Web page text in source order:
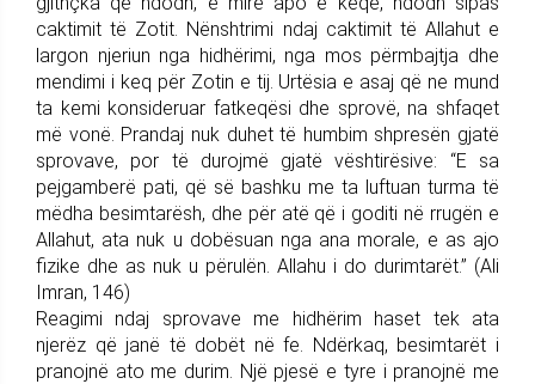
caktimit të Zotit. Nënshtrimi ndaj caktimit të Allahut e
largon njeriun nga hidhërimi, nga mos përmbajtja dhe
mendimi i keq për Zotin e tij. Urtësia e asaj që ne mund
ta kemi konsideruar fatkeqësi dhe sprovë, na shfaqet
më vonë. Prandaj nuk duhet të humbim shpresën gjatë
sprovave, por të durojmë gjatë vështirësive: “E sa
pejgamberë pati, që së bashku me ta luftuan turma të
mëdha besimtarësh, dhe për atë që i goditi në rrugën e
Allahut, ata nuk u dobësuan nga ana morale, e as ajo
fizike dhe as nuk u përulën. Allahu i do durimtarët.” (Ali
Imran, 146)
Reagimi ndaj sprovave me hidhërim haset tek ata
njerëz që janë të dobët në fe. Ndërkaq, besimtarët i
pranojnë ato me durim. Një pjesë e tyre i pranojnë me